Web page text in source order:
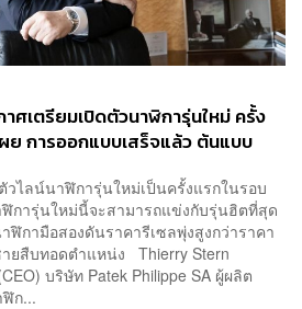
ศเตรียมเปิดตัวนาฬิการุ่นใหม่ ครั้ง
ย การออกแบบเสร็จแล้ว ต้นแบบ
วไลน์นาฬิการุ่นใหม่เป็นครั้งแรกในรอบ
การุ่นใหม่นี้จะสามารถแข่งกับรุ่นฮิตที่สุด
กามือสองดันราคารีเซลพุ่งสูงกว่าราคา
ยสืบทอดตำแหน่ง Thierry Stern
บริษัท Patek Philippe SA ผู้ผลิต
ก...